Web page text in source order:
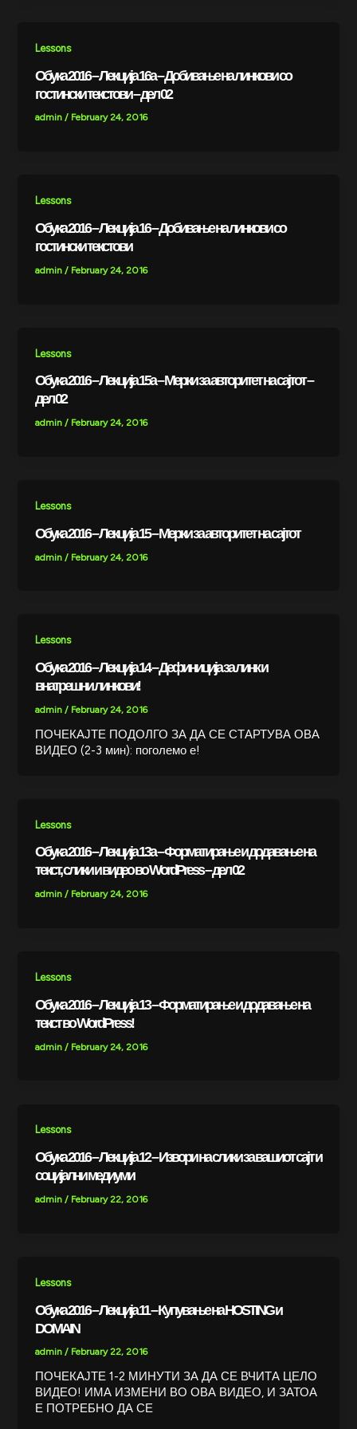
Lessons
Обука 2016 – Лекција 16a – Добивање на линкови со
гостински текстови – дел 02
admin/ February 24, 2016
Lessons
Обука 2016 – Лекција 16 – Добивање на линкови со
гостински текстови
admin/ February 24, 2016
Lessons
Обука 2016 – Лекција 15a – Мерки за авторитет на сајтот –
дел 02
admin/ February 24, 2016
Lessons
Обука 2016 – Лекција 15 – Мерки за авторитет на сајтот
admin / February 24, 2016
Lessons
Обука 2016 – Лекција 14 – Дефиниција за линк и
внатрешни линкови!
admin/ February 24, 2016
ПОЧЕКАЈТЕ ПОДОЛГО ЗА ДА СЕ СТАРТУВА ОВА
ВИДЕО (2-3 мин): поголемо е!
Lessons
Обука 2016 – Лекција 13a – Форматирање и додавање на
текст, слики и видео во WordPress – дел 02
admin/ February 24, 2016
Lessons
Обука 2016 – Лекција 13 – Форматирање и додавање на
текст во WordPress!
admin / February 24, 2016
Lessons
Обука 2016 – Лекција 12 – Извори на слики за вашиот сајт и
социјални медиуми
admin/ February 22, 2016
Lessons
Обука 2016 – Лекција 11 – Купување на HOSTING и
DOMAIN
admin/ February 22, 2016
ПОЧЕКАЈТЕ 1-2 МИНУТИ ЗА ДА СЕ ВЧИТА ЦЕЛО
ВИДЕО! ИМА ИЗМЕНИ ВО ОВА ВИДЕО, И ЗАТОА
Е ПОТРЕБНО ДА СЕ